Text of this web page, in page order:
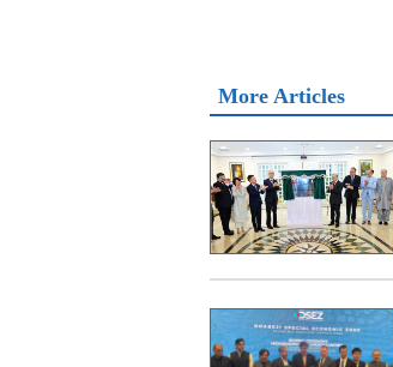
More Articles